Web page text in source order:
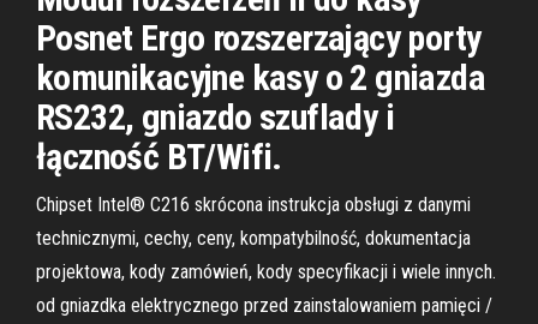
Posnet Ergo rozszerzający porty
komunikacyjne kasy o 2 gniazda
RS232, gniazdo szuflady i
łączność BT/Wifi.
Chipset Intel® C216 skrócona instrukcja obsługi z danymi
technicznymi, cechy, ceny, kompatybilność, dokumentacja
projektowa, kody zamówień, kody specyfikacji i wiele innych.
od gniazdka elektrycznego przed zainstalowaniem pamięci /